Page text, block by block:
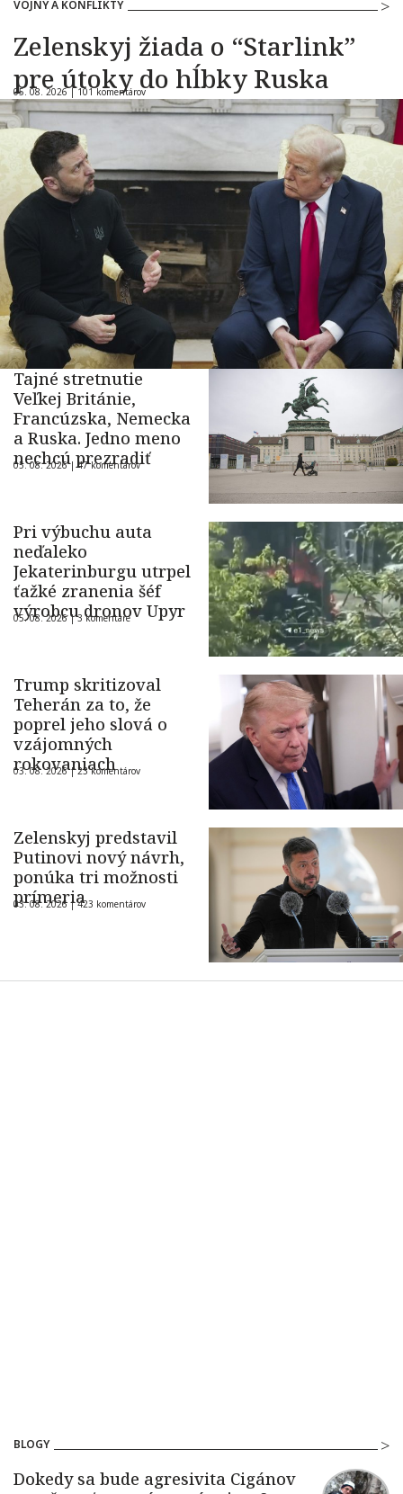
VOJNY A KONFLIKTY
Zelenskyj žiada o “Starlink”
pre útoky do hĺbky Ruska
05. 08. 2026 |101 komentárov
Tajné stretnutie
Veľkej Británie,
Francúzska, Nemecka
a Ruska. Jedno meno
nechcú prezradiť
05. 08. 2026 |47 komentárov
Pri výbuchu auta
neďaleko
Jekaterinburgu utrpel
ťažké zranenia šéf
výrobcu dronov Upyr
05. 08. 2026 |3 komentáre
Trump skritizoval
Teherán za to, že
poprel jeho slová o
vzájomných
rokovaniach
03. 08. 2026 |23 komentárov
Zelenskyj predstavil
Putinovi nový návrh,
ponúka tri možnosti
prímeria
03. 08. 2026 |423 komentárov
BLOGY